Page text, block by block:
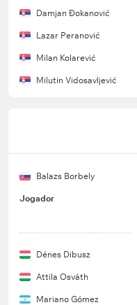
Damjan Đokanović
Lazar Peranović
Milan Kolarević
Milutin Vidosavljević
Balazs Borbely
Jogador
Dénes Dibusz
Attila Osváth
Mariano Gómez